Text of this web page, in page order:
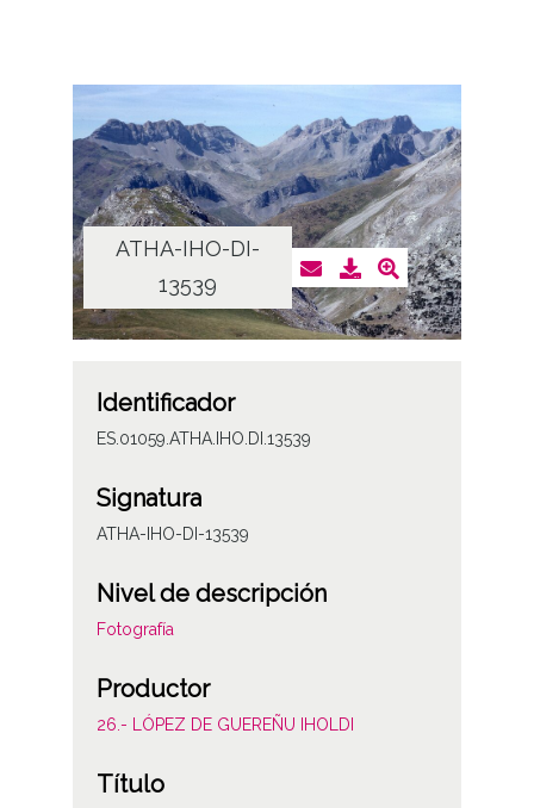
ATHA-IHO-DI-
13539
Identificador
ES.01059.ATHA.IHO.DI.13539
Signatura
ATHA-IHO-DI-13539
Nivel de descripción
Fotografía
Productor
26.- LÓPEZ DE GUEREÑU IHOLDI
Título